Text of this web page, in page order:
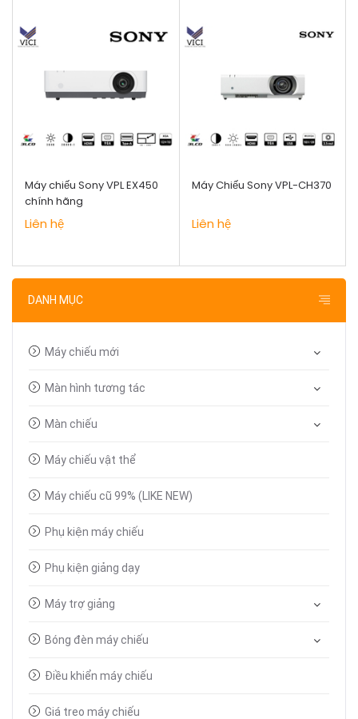
DANH MỤC
Máy chiếu mới
Màn hình tương tác
Màn chiếu
Máy chiếu vật thể
Máy chiếu cũ 99% (LIKE NEW)
Phụ kiện máy chiếu
Phụ kiện giảng dạy
Máy trợ giảng
Bóng đèn máy chiếu
Điều khiển máy chiếu
Giá treo máy chiếu
Máy chiếu Sony VPL EX450
chính hãng
Liên hệ
Máy Chiếu Sony VPL-CH370
Liên hệ